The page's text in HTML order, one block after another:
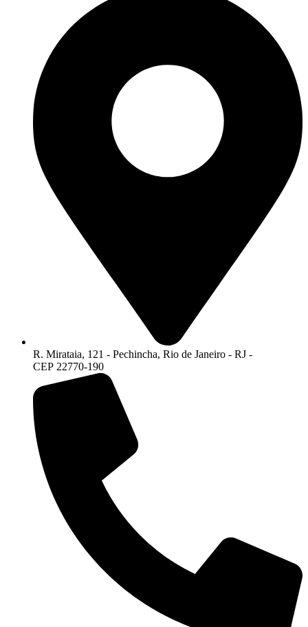
R. Mirataia, 121 - Pechincha, Rio de Janeiro - RJ -
CEP 22770-190